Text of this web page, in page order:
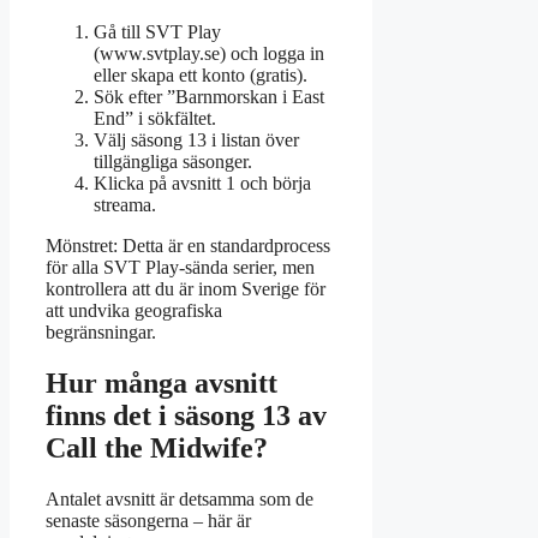
Gå till SVT Play
(www.svtplay.se) och logga in
eller skapa ett konto (gratis).
Sök efter ”Barnmorskan i East
End” i sökfältet.
Välj säsong 13 i listan över
tillgängliga säsonger.
Klicka på avsnitt 1 och börja
streama.
Mönstret: Detta är en standardprocess
för alla SVT Play-sända serier, men
kontrollera att du är inom Sverige för
att undvika geografiska
begränsningar.
Hur många avsnitt
finns det i säsong 13 av
Call the Midwife?
Antalet avsnitt är detsamma som de
senaste säsongerna – här är